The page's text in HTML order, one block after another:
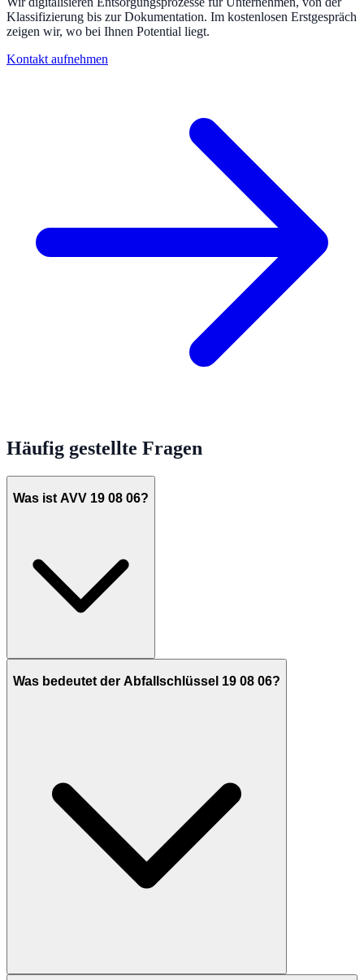
Klassifizierung bis zur Dokumentation. Im kostenlosen Erstgespräch
zeigen wir, wo bei Ihnen Potential liegt.
Kontakt aufnehmen
Häufig gestellte Fragen
Was ist AVV 19 08 06?
Was bedeutet der Abfallschlüssel 19 08 06?